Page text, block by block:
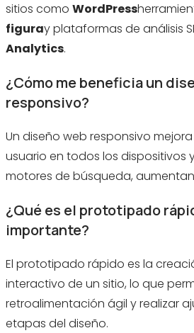
sitios como WordPress
figuray plataformas de análisis
Analytics.
¿Cómo me beneficia un
responsivo?
Un diseño web responsivo
usuario en todos los dispositivos
motores de búsqueda,
¿Qué es el prototipado
importante?
El prototipado rápido es la
interactivo de un sitio, lo que
retroalimentación ágil y realizar
etapas del diseño.